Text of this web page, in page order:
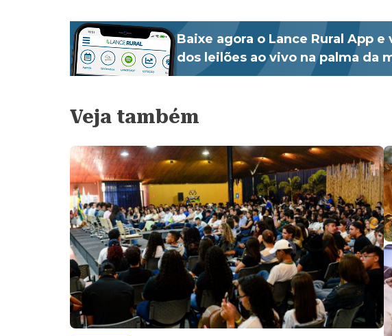
Baixe agora o Lance Rural App e
dos leilões ao vivo na palma da
Veja também